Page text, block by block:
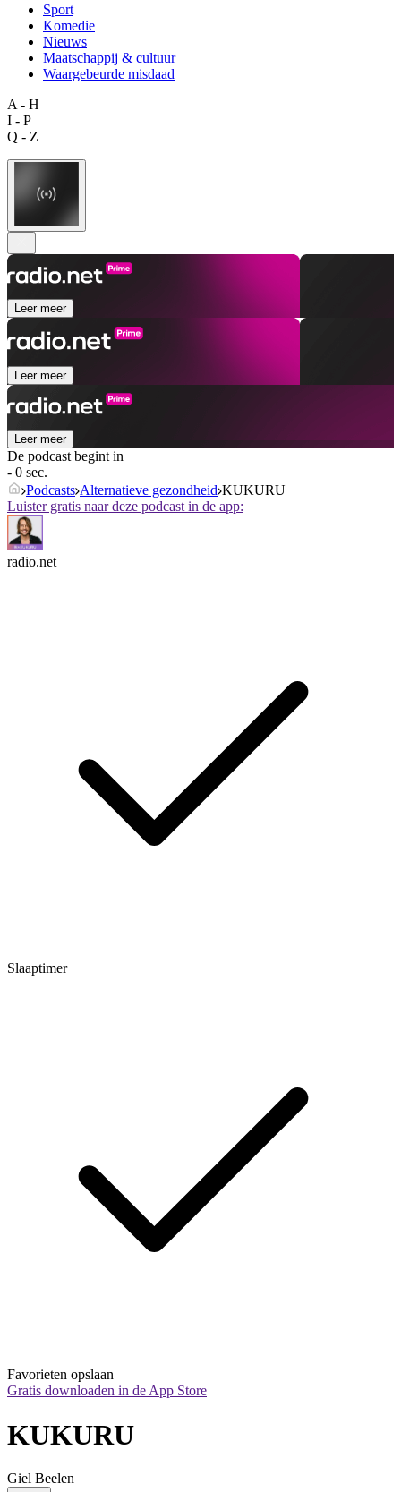
Sport
Komedie
Nieuws
Maatschappij & cultuur
Waargebeurde misdaad
A - H
I - P
Q - Z
Leer meer
Leer meer
Leer meer
De podcast begint in
- 0 sec.
Podcasts Alternatieve gezondheid KUKURU
Luister gratis naar deze podcast in de app:
radio.net
Slaaptimer
Favorieten opslaan
Gratis downloaden in de App Store
KUKURU
Giel Beelen